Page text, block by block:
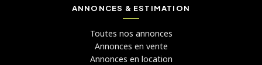
ANNONCES & ESTIMATION
Toutes nos annonces
Annonces en vente
Annonces en location